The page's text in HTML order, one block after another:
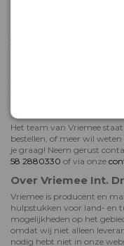
Hulp bij bestellen
Het team van Vriemee
bestellen, of meer wil
je graag! Neem gerust
58 2880330 of via onze
Over Vriemee Int.
Vriemee is producent en
hulpstukken voor land- en
mogelijkheden op het
omdat wij niet alleen
nodig hebt niet in onze